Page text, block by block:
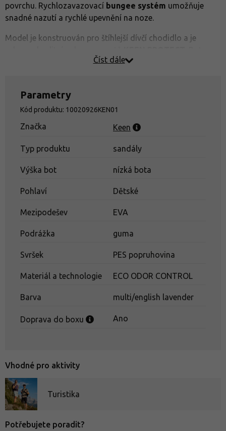
povrchu. Rychlozavazovací bungee systém umožňuje
snadné nazutí a rychlé upevnění na noze.
Model je konstruován pro štíhlejší dívčí chodidlo a je
jsou ošetřeny přírodní antibakteriální technologií
Číst dále
Parametry
Kód produktu: 10020926KEN01
Značka Keen
Typ produktu sandály
Výška bot nízká bota
Pohlaví Dětské
Mezipodešev EVA
Podrážka guma
Svršek PES popruhovina
Materiál a technologie ECO ODOR CONTROL
Barva multi/english lavender
Doprava do boxu Ano
Vhodné pro aktivity
Turistika
Potřebujete poradit?